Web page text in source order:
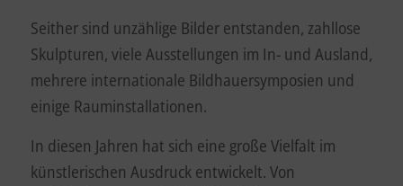
Seither sind unzählige Bilder entstanden, zahllose
Skulpturen, viele Ausstellungen im In- und Ausland,
mehrere internationale Bildhauersymposien und
einige Rauminstallationen.
In diesen Jahren hat sich eine große Vielfalt im
künstlerischen Ausdruck entwickelt. Von